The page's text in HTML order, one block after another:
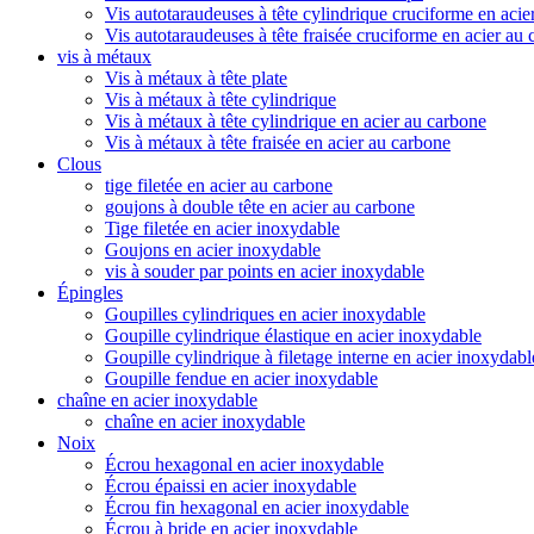
Vis autotaraudeuses à tête cylindrique cruciforme en
Vis autotaraudeuses à tête fraisée cruciforme en acier au
vis à métaux
Vis à métaux à tête plate
Vis à métaux à tête cylindrique
Vis à métaux à tête cylindrique en acier au carbone
Vis à métaux à tête fraisée en acier au carbone
Clous
tige filetée en acier au carbone
goujons à double tête en acier au carbone
Tige filetée en acier inoxydable
Goujons en acier inoxydable
vis à souder par points en acier inoxydable
Épingles
Goupilles cylindriques en acier inoxydable
Goupille cylindrique élastique en acier inoxydable
Goupille cylindrique à filetage interne en acier
Goupille fendue en acier inoxydable
chaîne en acier inoxydable
chaîne en acier inoxydable
Noix
Écrou hexagonal en acier inoxydable
Écrou épaissi en acier inoxydable
Écrou fin hexagonal en acier inoxydable
Écrou à bride en acier inoxydable